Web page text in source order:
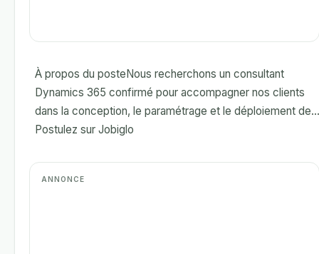
À propos du posteNous recherchons un consultant
Dynamics 365 confirmé pour accompagner nos clients
dans la conception, le paramétrage et le déploiement de...
Postulez sur Jobiglo